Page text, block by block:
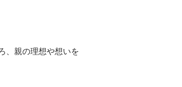
、親の理想や想いを